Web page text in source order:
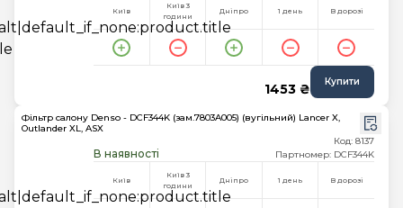
Київ
Київ 3
години
Дніпро 1 день В дорозі
1453 ₴ Купити
Фільтр салону Denso - DCF344K (зам.7803A005) (вугільний) Lancer X,
Outlander XL, ASX
В наявності
Код: 8137
Партномер: DCF344K
Київ
Київ 3
години
Дніпро 1 день В дорозі